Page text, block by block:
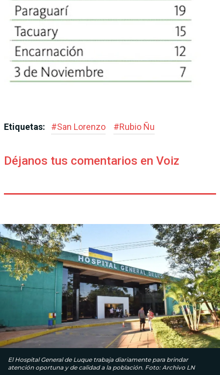
Etiquetas: #San Lorenzo #Rubio Ñu
Déjanos tus comentarios en Voiz
El Hospital General de Luque trabaja diariamente para brindar
atención oportuna y de calidad a la población. Foto: Archivo LN